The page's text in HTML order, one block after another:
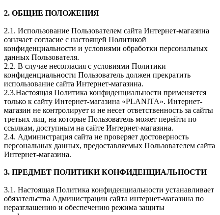
2. ОБЩИЕ ПОЛОЖЕНИЯ
2.1. Использование Пользователем сайта Интернет-магазина
означает согласие с настоящей Политикой
конфиденциальности и условиями обработки персональных
данных Пользователя.
2.2. В случае несогласия с условиями Политики
конфиденциальности Пользователь должен прекратить
использование сайта Интернет-магазина.
2.3.Настоящая Политика конфиденциальности применяется
только к сайту Интернет-магазина «PLANITA». Интернет-
магазин не контролирует и не несет ответственность за сайты
третьих лиц, на которые Пользователь может перейти по
ссылкам, доступным на сайте Интернет-магазина.
2.4. Администрация сайта не проверяет достоверность
персональных данных, предоставляемых Пользователем сайта
Интернет-магазина.
3. ПРЕДМЕТ ПОЛИТИКИ КОНФИДЕНЦИАЛЬНОСТИ
3.1. Настоящая Политика конфиденциальности устанавливает
обязательства Администрации сайта интернет-магазина по
неразглашению и обеспечению режима защиты